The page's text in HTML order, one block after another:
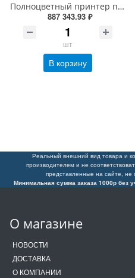
Полноцветный принтер печати этикеток Epson ColorWorks C6500Ae (8”, автоотрезчик) C31CH77102 (1200 dpi, 216 мм, USB, Ethernet, CMYK)
887 343.93 ₽
шт
В корзину
Реальный внешний вид товара и
производителем и не
представленные на сайте, не
Минимальная сумма заказа 1000р без
О магазине
НОВОСТИ
ДОСТАВКА
О КОМПАНИИ